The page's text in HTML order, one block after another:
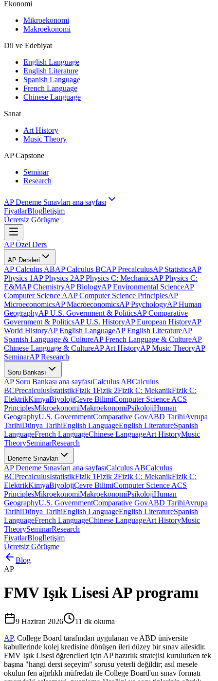
Ekonomi
Mikroekonomi
Makroekonomi
Dil ve Edebiyat
English Language
English Literature
Spanish Language
French Language
Chinese Language
Sanat
Art History
Music Theory
AP Capstone
Seminar
Research
AP Deneme Sınavları ana sayfası
FiyatlarBlogİletişim
Ücretsiz Görüşme
AP Özel Ders
AP Dersleri
AP Calculus ABAP Calculus BCAP PrecalculusAP StatisticsAP
Physics 1 AP Physics 2AP Physics C: MechanicsAP Physics C:
E&MAP ChemistryAP BiologyAP Environmental ScienceAP
Computer Science AAP Computer Science PrinciplesAP
MicroeconomicsAP MacroeconomicsAP PsychologyAP Human
GeographyAP U.S. Government & PoliticsAP Comparative
Government & PoliticsAP U.S. HistoryAP European HistoryAP
World HistoryAP English LanguageAP English LiteratureAP
Spanish Language & CultureAP French Language & CultureAP
Chinese Language & CultureAP Art HistoryAP Music TheoryAP
SeminarAP Research
Soru Bankası
AP Soru Bankası ana sayfasıCalculus ABCalculus
BCPrecalculusİstatistikFizik 1Fizik 2Fizik C: MekanikFizik C:
ElektrikKimyaBiyolojiÇevre BilimiComputer Science ACS
PrinciplesMikroekonomiMakroekonomiPsikolojiHuman
GeographyU.S. GovernmentComparative GovABD TarihiAvrupa
TarihiDünya TarihiEnglish LanguageEnglish LiteratureSpanish
LanguageFrench LanguageChinese LanguageArt HistoryMusic
TheorySeminarResearch
Deneme Sınavları
AP Deneme Sınavları ana sayfasıCalculus ABCalculus
BCPrecalculusİstatistikFizik 1Fizik 2Fizik C: MekanikFizik C:
ElektrikKimyaBiyolojiÇevre BilimiComputer Science ACS
PrinciplesMikroekonomiMakroekonomiPsikolojiHuman
GeographyU.S. GovernmentComparative GovABD TarihiAvrupa
TarihiDünya TarihiEnglish LanguageEnglish LiteratureSpanish
LanguageFrench LanguageChinese LanguageArt HistoryMusic
TheorySeminarResearch
FiyatlarBlogİletişim
Ücretsiz Görüşme
Blog
AP
FMV Işık Lisesi AP programı
9 Haziran 2026 11 dk okuma
AP, College Board tarafından uygulanan ve ABD üniversite
kabullerinde kolej kredisine dönüşen ileri düzey bir sınav ailesidir.
FMV Işık Lisesi öğrencileri için AP hazırlık stratejisi kurulurken tek
başına "hangi dersi seçeyim" sorusu yeterli değildir; asıl mesele
okulun fen ağırlıklı müfredatı ile College Board'un sınav formatı